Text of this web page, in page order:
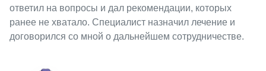
ответил на вопросы и дал рекомендации, которых
ранее не хватало. Специалист назначил лечение и
договорился со мной о дальнейшем сотрудничестве.